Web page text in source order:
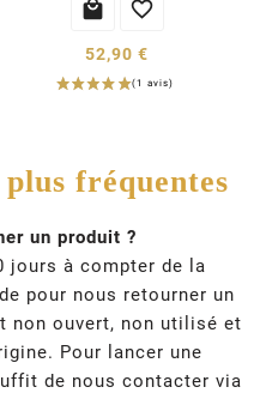
 
52,90 €
fréquentes
un produit ?
jours à compter de la
pour nous retourner un
non ouvert, non utilisé et
Pour lancer une
de nous contacter via